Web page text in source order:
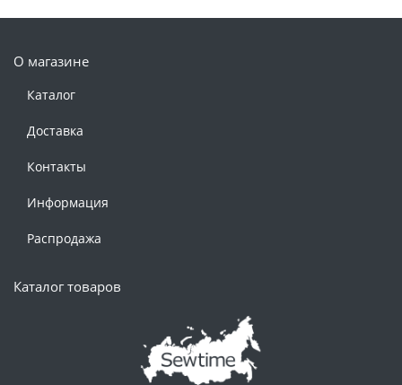
О магазине
Каталог
Доставка
Контакты
Информация
Распродажа
Каталог товаров